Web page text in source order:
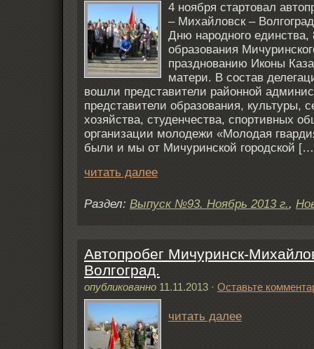
4 ноября стартовал
– Михайловск –
Дню народного единства,
образования
празднованию Иконы
матери. В состав
вошли представители районной
представители образования, культуры,
хозяйства, студенчества, спортивных
организации молодежи «Молодая
были и мы от Мичуринской городской
читать далее
Раздел: Выпуск №93. Ноябрь 2013 г.,
Автопробег Мичуринск-
Волгоград.
опубликованно 11.11.2013 · Оставьте
читать далее